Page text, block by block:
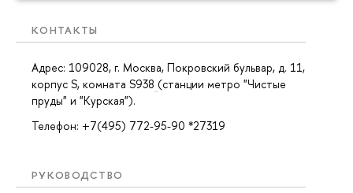
КОНТАКТЫ
Адрес: 109028, г. Москва, Покровский бульвар, д. 11,
корпус S, комната S938 (станции метро "Чистые
пруды" и "Курская").
Телефон: +7(495) 772-95-90 *27319
РУКОВОДСТВО